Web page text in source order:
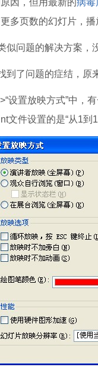
因，但用最新的 病毒
多页数的幻灯片，
似问题的解决方案
了问题的症结，原
置放映方式”中，有
文件设置的是“从1